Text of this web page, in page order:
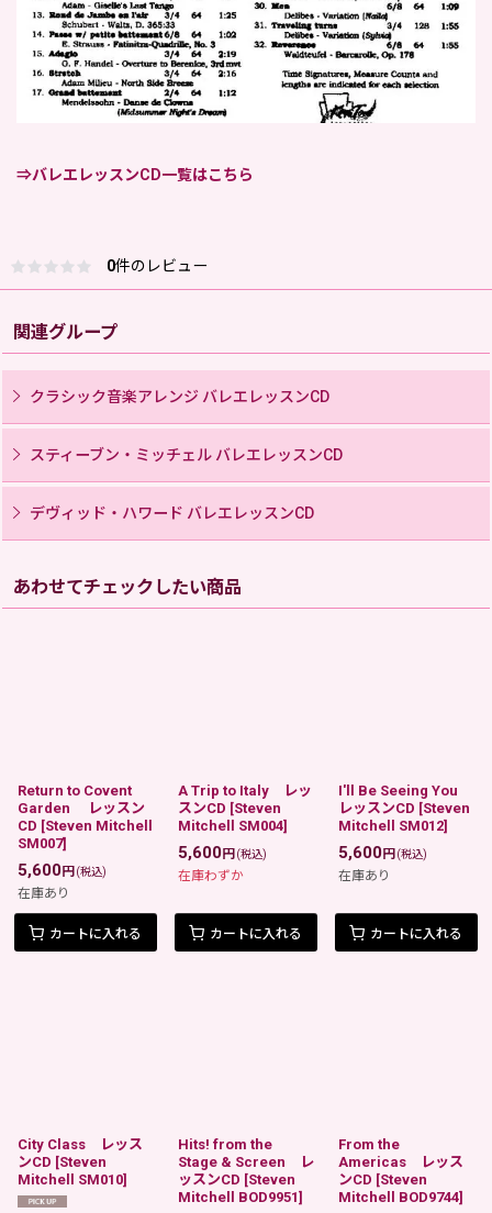
⇒バレエレッスンCD一覧はこちら
0件のレビュー
関連グループ
クラシック音楽アレンジ バレエレッスンCD
スティーブン・ミッチェル バレエレッスンCD
デヴィッド・ハワード バレエレッスンCD
あわせてチェックしたい商品
Return to Covent
Garden レッスン
CD [Steven Mitchell
SM007]
5,600円 (税込)
在庫あり
カートに入れる
A Trip to Italy レッ
スンCD [Steven
Mitchell SM004]
5,600円 (税込)
在庫わずか
カートに入れる
I'll Be Seeing You
レッスンCD [Steven
Mitchell SM012]
5,600円 (税込)
在庫あり
カートに入れる
City Class レッス
ンCD [Steven
Mitchell SM010]
Hits! from the
Stage & Screen レ
ッスンCD [Steven
Mitchell BOD9951]
From the
Americas レッス
ンCD [Steven
Mitchell BOD9744]